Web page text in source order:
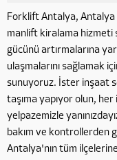
Forklift Antalya,
manlift kiralama hizmeti
gücünü artırmalarına
ulaşmalarını sağlamak
sunuyoruz. İster inşaat
taşıma yapıyor olun,
yelpazemizle
bakım ve kontrollerden
Antalya'nın tüm